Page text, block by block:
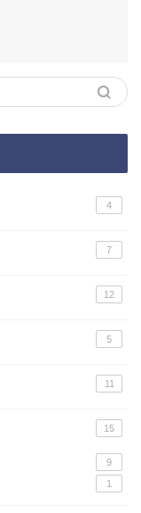
4
7
12
5
11
15
9
1